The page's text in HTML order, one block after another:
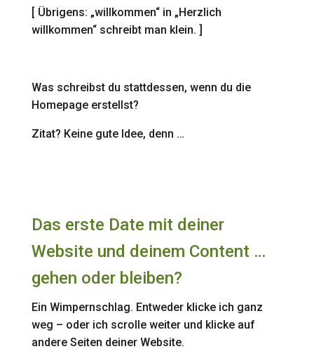
[ Übrigens: „willkommen“ in „Herzlich
willkommen“ schreibt man klein. ]
Was schreibst du stattdessen, wenn du die
Homepage erstellst?
Zitat? Keine gute Idee, denn …
Das erste Date mit deiner
Website und deinem Content …
gehen oder bleiben?
Ein Wimpernschlag. Entweder klicke ich ganz
weg – oder ich scrolle weiter und klicke auf
andere Seiten deiner Website.